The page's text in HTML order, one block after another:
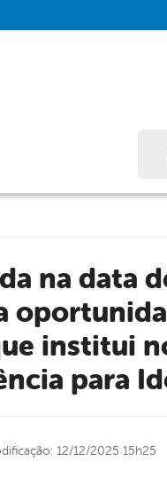
institui
para
12/12/2025 15h25